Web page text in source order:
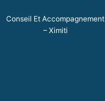
Conseil Et Accompagnement
– Ximiti